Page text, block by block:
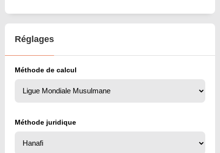
Réglages
Méthode de calcul
Méthode juridique